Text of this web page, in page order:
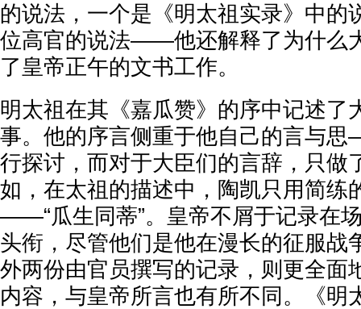
的说法，一个是《明太祖实录》中的
位高官的说法——他还解释了为什么
了皇帝正午的文书工作。
明太祖在其《嘉瓜赞》的序中记述了
事。他的序言侧重于他自己的言与
行探讨，而对于大臣们的言辞，只做
如，在太祖的描述中，陶凯只用简练
——“瓜生同蒂”。皇帝不屑于记录在
头衔，尽管他们是他在漫长的征服战
外两份由官员撰写的记录，则更全面
内容，与皇帝所言也有所不同。《明